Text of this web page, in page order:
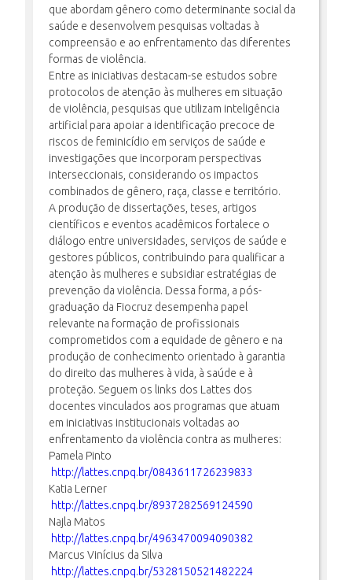
que abordam gênero como determinante social da
saúde e desenvolvem pesquisas voltadas à
compreensão e ao enfrentamento das diferentes
formas de violência.
Entre as iniciativas destacam-se estudos sobre
protocolos de atenção às mulheres em situação
de violência, pesquisas que utilizam inteligência
artificial para apoiar a identificação precoce de
riscos de feminicídio em serviços de saúde e
investigações que incorporam perspectivas
interseccionais, considerando os impactos
combinados de gênero, raça, classe e território.
A produção de dissertações, teses, artigos
científicos e eventos acadêmicos fortalece o
diálogo entre universidades, serviços de saúde e
gestores públicos, contribuindo para qualificar a
atenção às mulheres e subsidiar estratégias de
prevenção da violência. Dessa forma, a pós-
graduação da Fiocruz desempenha papel
relevante na formação de profissionais
comprometidos com a equidade de gênero e na
produção de conhecimento orientado à garantia
do direito das mulheres à vida, à saúde e à
proteção. Seguem os links dos Lattes dos
docentes vinculados aos programas que atuam
em iniciativas institucionais voltadas ao
enfrentamento da violência contra as mulheres:
Pamela Pinto
http://lattes.cnpq.br/0843611726239833
Katia Lerner
http://lattes.cnpq.br/8937282569124590
Najla Matos
http://lattes.cnpq.br/4963470094090382
Marcus Vinícius da Silva
http://lattes.cnpq.br/5328150521482224